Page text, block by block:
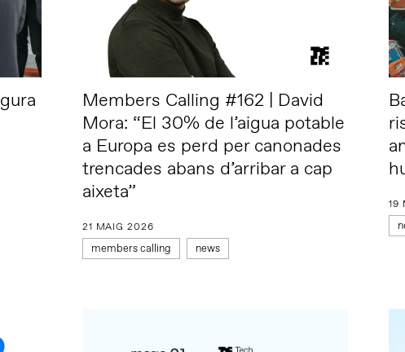
Members Calling #162 | David
Mora: “El 30% de l’aigua potable
a Europa es perd per canonades
trencades abans d’arribar a cap
aixeta”
21 MAIG 2026
members calling news
19